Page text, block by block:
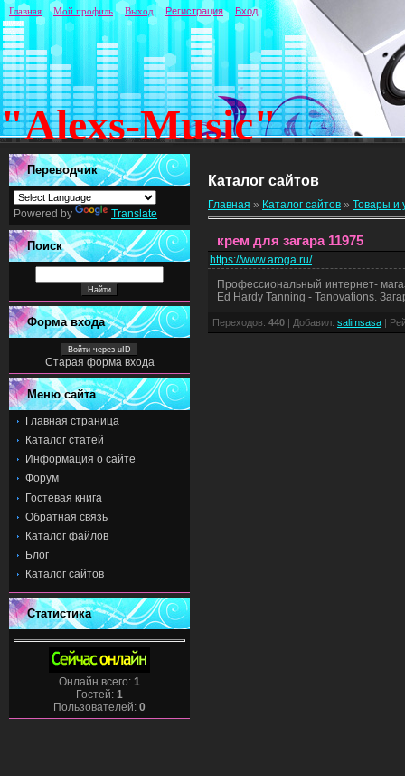
"Alexs-Music"
Главная Мой профиль Выход Регистрация Вход
Переводчик
Powered by Translate
Поиск
Форма входа
Войти через uID
Старая форма входа
Меню сайта
Главная страница
Каталог статей
Информация о сайте
Форум
Гостевая книга
Обратная связь
Каталог файлов
Блог
Каталог сайтов
Статистика
Онлайн всего: 1
Гостей: 1
Пользователей: 0
Каталог сайтов
Главная » Каталог сайтов » Товары и
крем для загара 11975
https://www.aroga.ru/
Профессиональный интернет-
Ed Hardy Tanning - Tanovations.
Переходов: 440 Добавил: salimsasa